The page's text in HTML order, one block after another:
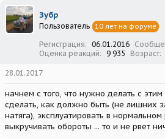
Зубр
Пользователь 10 лет на форуме
Регистрация 06.01.2016
Оценка реакций
9 935 Возраст
28.01.2017
начнем с того, что нужно делать с
сделать, как должно быть (не лишних
натяга), эксплуатировать в
выкручивать обороты ... то и не рвет